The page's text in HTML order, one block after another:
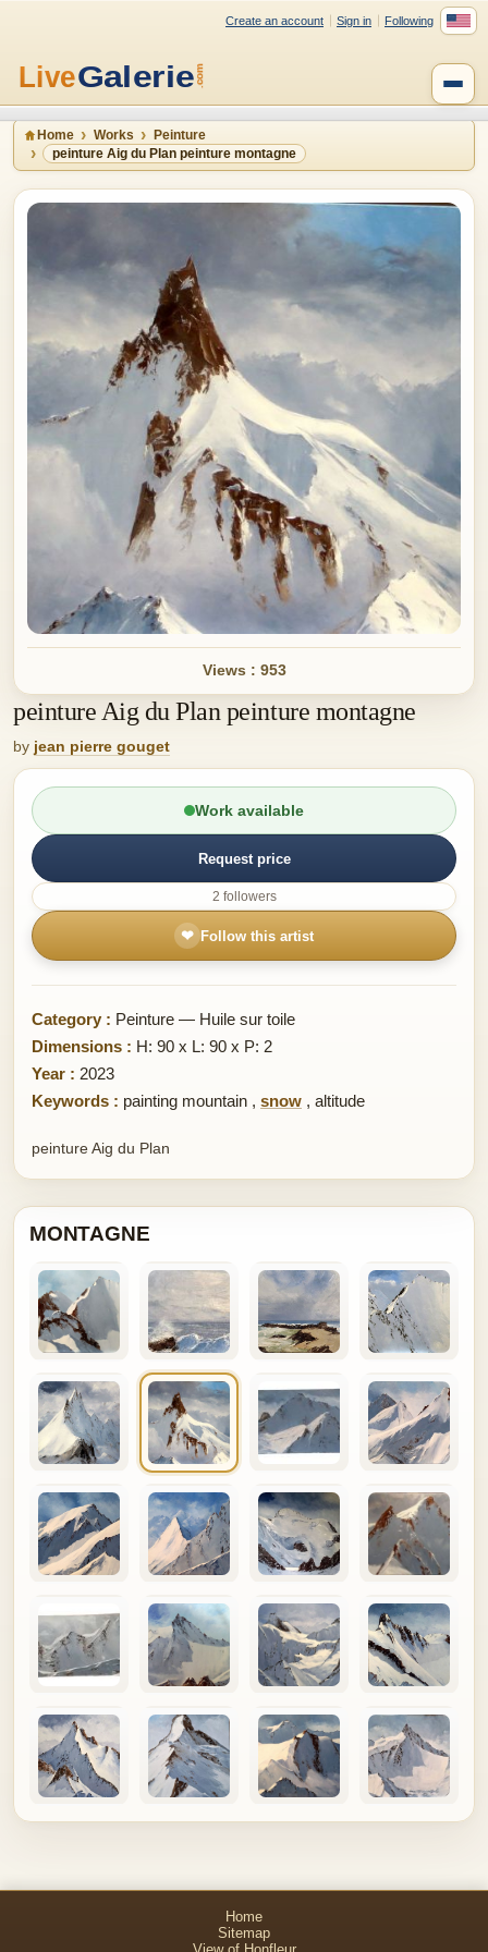
Create an account Sign in Following
Home Works
Peinture
peinture Aig du Plan peinture montagne
Views : 953
peinture Aig du Plan peinture montagne
by jean pierre gouget
Work available
Request price
2 followers
❤ Follow this artist
Category : Peinture — Huile sur toile
Dimensions : H: 90 x L: 90 x P: 2
Year : 2023
Keywords : painting mountain , snow , altitude
peinture Aig du Plan
MONTAGNE
Home
Sitemap